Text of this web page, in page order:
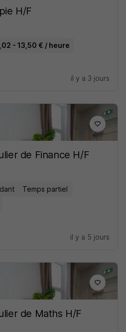
H/F
- 13,50 € / heure
il y a 3 jours
de Finance H/F
Temps partiel
il y a 5 jours
de Maths H/F